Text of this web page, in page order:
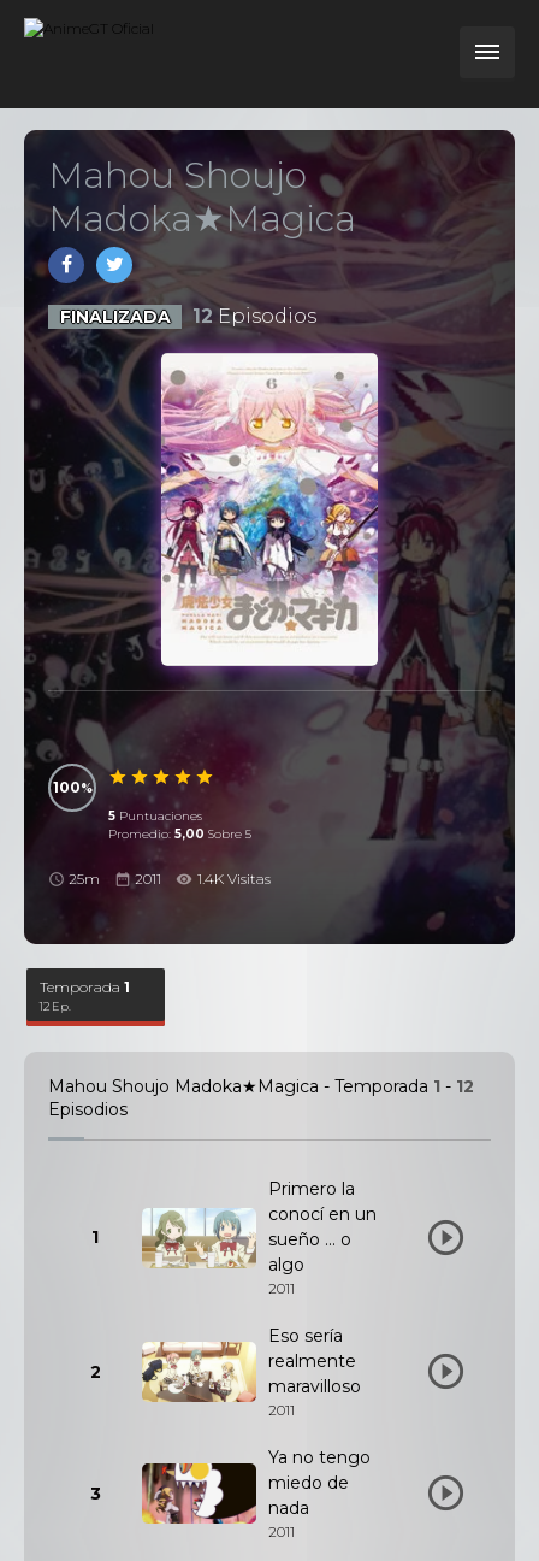
Mahou Shoujo
Madoka★Magica
FINALIZADA 12 Episodios
100
5 Puntuaciones
Promedio: 5,00 Sobre 5
25m 2011 1.4K Visitas
Temporada1
12 Ep.
Mahou Shoujo Madoka★Magica - Temporada 1 - 12
Episodios
1
Primero la
conocí en un
sueño ... o
algo
2011
2
Eso sería
realmente
maravilloso
2011
3
Ya no tengo
miedo de
nada
2011